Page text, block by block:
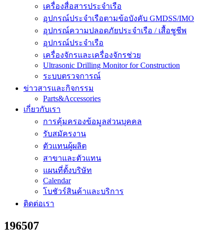
เครื่องสื่อสารประจำเรือ
อุปกรณ์ประจำเรือตามข้อบังคับ GMDSS/IMO
อุปกรณ์ความปลอดภัยประจำเรือ / เสื้อชูชีพ
อุปกรณ์ประจำเรือ
เครื่องจักรและเครื่องจักรช่วย
Ultrasonic Drilling Monitor for Construction
ระบบตรวจการณ์
ข่าวสารและกิจกรรม
Parts&Accessories
เกี่ยวกับเรา
การคุ้มครองข้อมูลส่วนบุคคล
รับสมัครงาน
ตัวแทนผู้ผลิต
สาขาและตัวแทน
แผนที่ตั้งบริษัท
Calendar
โบชัวร์สินค้าและบริการ
ติดต่อเรา
196507